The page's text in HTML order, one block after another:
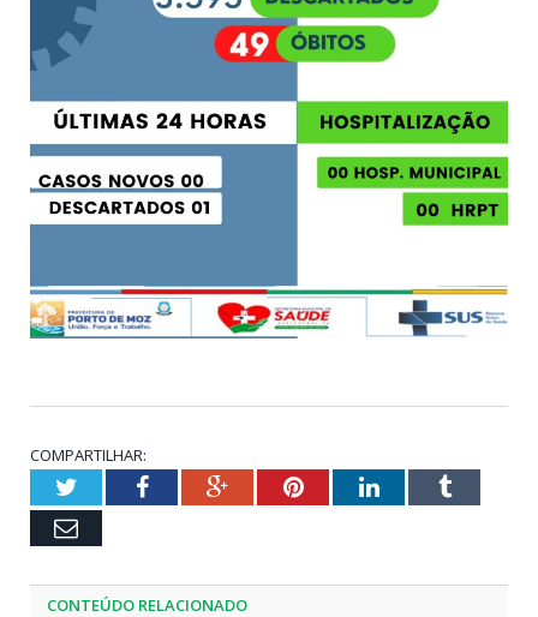
COMPARTILHAR:
TwitterFacebookGoogle+PinterestLinkedInTumblr
Email
CONTEÚDO RELACIONADO